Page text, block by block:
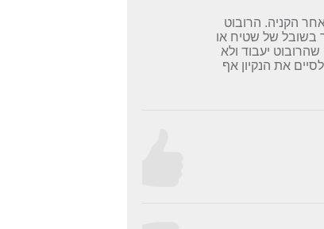
הקניה. הרובוט
בשובל של שטיח או
יעבוד ולא
לא הצליח לסיים את הנקיון אף